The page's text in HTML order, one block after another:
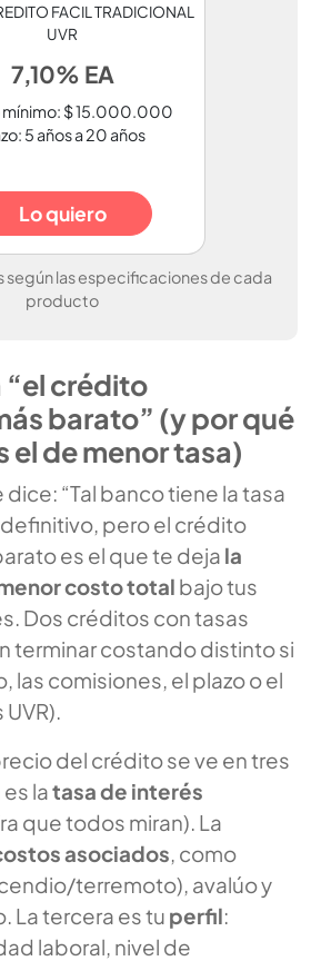
FACIL TRADICIONAL
UVR
7,10% EA
mínimo: $ 15.000.000
5 años a 20 años
Lo quiero
las especificaciones de cada
producto
crédito
barato” (y por qué
el de menor tasa)
“Tal banco tiene la tasa
definitivo, pero el crédito
es el que te deja la
costo total bajo tus
Dos créditos con tasas
terminar costando distinto si
las comisiones, el plazo o el
del crédito se ve en tres
latasa de interés
que todos miran). La
asociados , como
terremoto), avalúo y
La tercera es tu perfil:
laboral, nivel de